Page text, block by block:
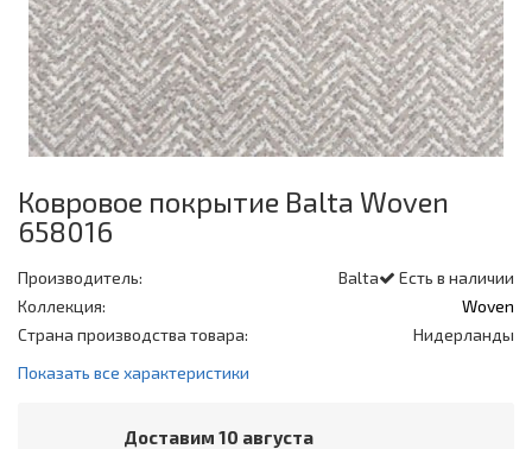
Ковровое покрытие Balta Woven
658016
Есть в наличии
Производитель:
Balta
Коллекция:
Woven
Страна производства товара:
Нидерланды
Показать все характеристики
Доставим 10 августа